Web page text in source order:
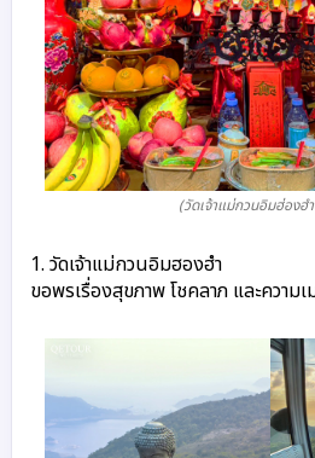
(วัดเจ้าแม่กวนอิมฮ่องฮํ
1. วัดเจ้าแม่กวนอิมฮองฮำ
ขอพรเรื่องสุขภาพ โชคลาภ และความเ